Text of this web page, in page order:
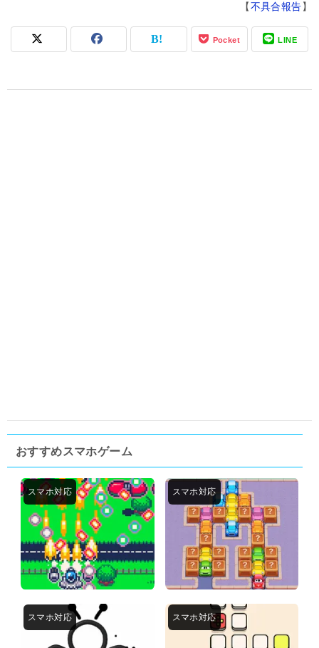
【不具合報告】
Pocket LINE
おすすめスマホゲーム